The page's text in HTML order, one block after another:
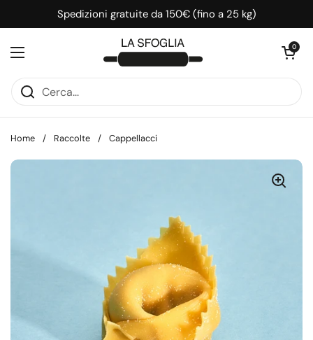
Passa ai contenutiSpedizioni gratuite da 150€ (fino a 25 kg)
Apri menu
Apri carrello
0
Home / Raccolte / Cappellacci